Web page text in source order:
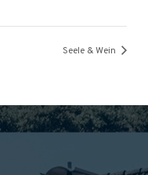
Seele & Wein